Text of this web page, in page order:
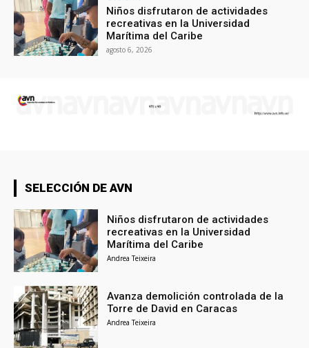
Niños disfrutaron de actividades
recreativas en la Universidad
Marítima del Caribe
agosto 6, 2026
SELECCIÓN DE AVN
Niños disfrutaron de actividades
recreativas en la Universidad
Marítima del Caribe
Andrea Teixeira
Avanza demolición controlada de la
Torre de David en Caracas
Andrea Teixeira